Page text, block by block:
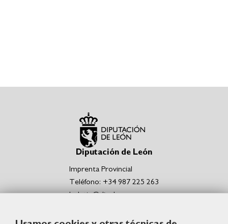
Diputación de León
Imprenta Provincial
Teléfono: +34 987 225 263
boletin@dipuleon.es